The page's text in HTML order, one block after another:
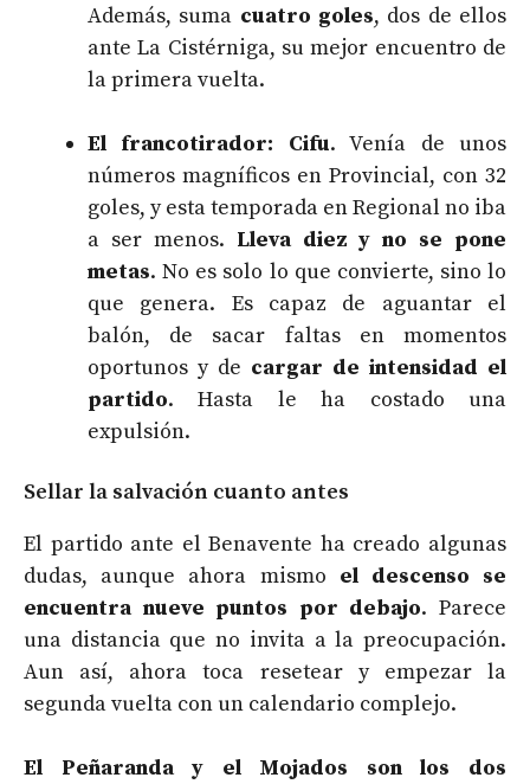
Además, suma cuatro goles, dos de ellos
ante La Cistérniga, su mejor encuentro de
la primera vuelta.
El francotirador: Cifu. Venía de unos
números magníficos en Provincial, con 32
goles, y esta temporada en Regional no iba
a ser menos. Lleva diez y no se pone
metas. No es solo lo que convierte, sino lo
que genera. Es capaz de aguantar el
balón, de sacar faltas en momentos
oportunos y de cargar de intensidad el
partido. Hasta le ha costado una
expulsión.
Sellar la salvación cuanto antes
El partido ante el Benavente ha creado algunas
dudas, aunque ahora mismo el descenso se
encuentra nueve puntos por debajo. Parece
una distancia que no invita a la preocupación.
Aun así, ahora toca resetear y empezar la
segunda vuelta con un calendario complejo.
El Peñaranda y el Mojados son los dos